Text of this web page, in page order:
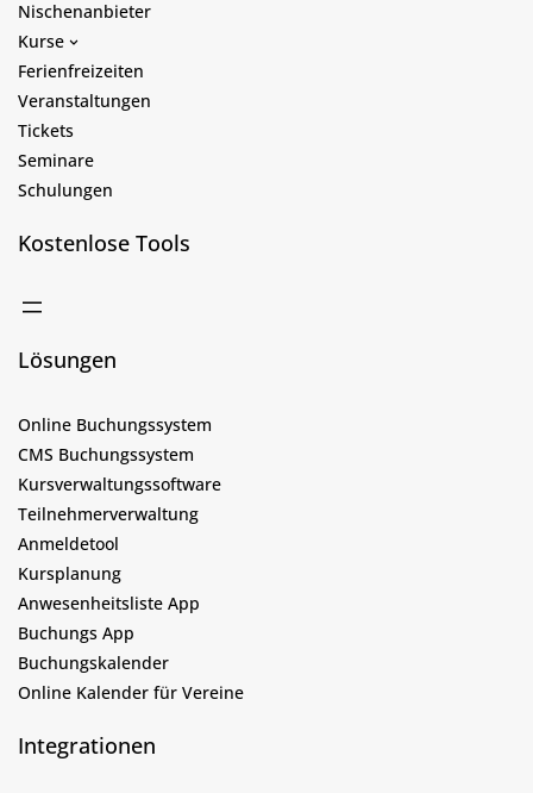
Nischenanbieter
Kurse
Ferienfreizeiten
Veranstaltungen
Tickets
Seminare
Schulungen
Kostenlose Tools
Lösungen
Online Buchungssystem
CMS Buchungssystem
Kursverwaltungssoftware
Teilnehmerverwaltung
Anmeldetool
Kursplanung
Anwesenheitsliste App
Buchungs App
Buchungskalender
Online Kalender für Vereine
Integrationen